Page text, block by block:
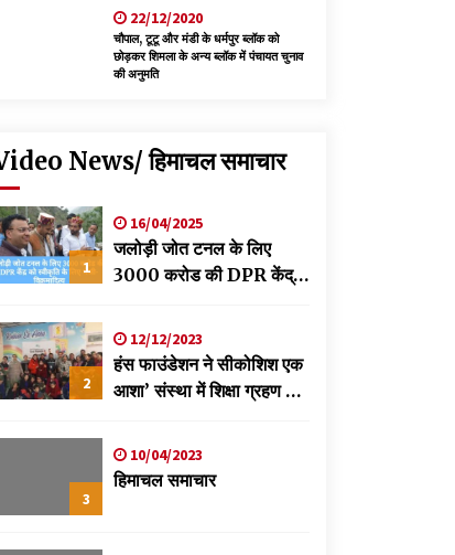
22/12/2020
चौपाल, टूटू और मंडी के धर्मपुर ब्लॉक को
छोड़कर शिमला के अन्य ब्लॉक में पंचायत चुनाव
की अनुमति
News/ हिमाचल समाचार
1
16/04/2025
जलोड़ी जोत टनल के लिए
3000 करोड की DPR केंद्र
विक्रमादित्य
2
12/12/2023
हंस फाउंडेशन ने सीकोशिश एक
आशा’ संस्था में शिक्षा ग्रहण कर
स्वास्थ्य शिविर
3
10/04/2023
हिमाचल समाचार